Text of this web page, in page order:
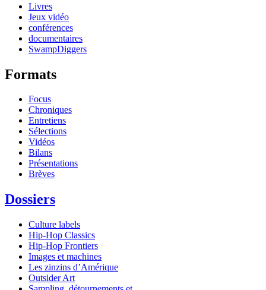
Livres
Jeux vidéo
conférences
documentaires
SwampDiggers
Formats
Focus
Chroniques
Entretiens
Sélections
Vidéos
Bilans
Présentations
Brèves
Dossiers
Culture labels
Hip-Hop Classics
Hip-Hop Frontiers
Images et machines
Les zinzins d’Amérique
Outsider Art